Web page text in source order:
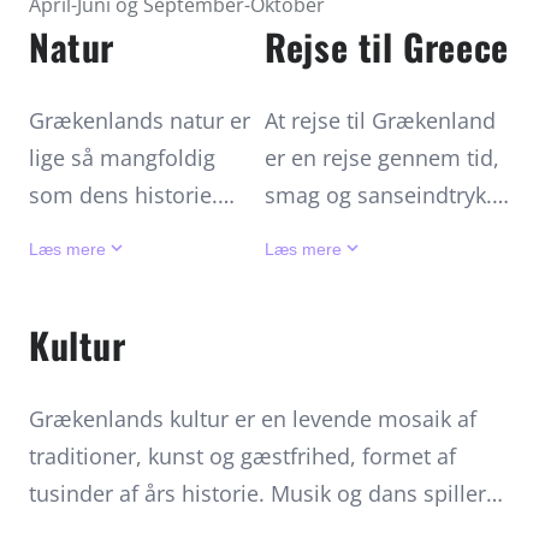
Natur
Grækenlands natur er
lige så mangfoldig
som dens historie.
og byder på alt fra
klippekyster til bløde
sandstrande med
krystalklart vand. Det
Læs mere keyboard_arrow_down
Rejse til Greece
At rejse til Grækenland
er en rejse gennem tid,
smag og sanseindtryk.
Santorini og Rhodos.
Den bedste rejsetid er
forår og efterår, hvor
Læs mere keyboard_arrow_down
Kultur
Grækenlands kultur er en levende mosaik af
traditioner, kunst og gæstfrihed, formet af
tusinder af års historie. Musik og dans spiller